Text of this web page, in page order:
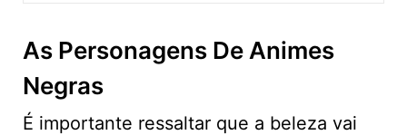
As Personagens De Animes
Negras
É importante ressaltar que a beleza vai